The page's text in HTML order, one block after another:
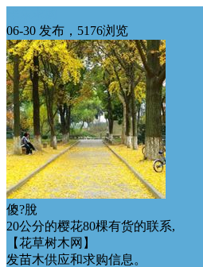
06-30 发布，5176浏览
傻?脫
20公分的樱花80棵有货的联系,
【花草树木网】
发苗木供应和求购信息。